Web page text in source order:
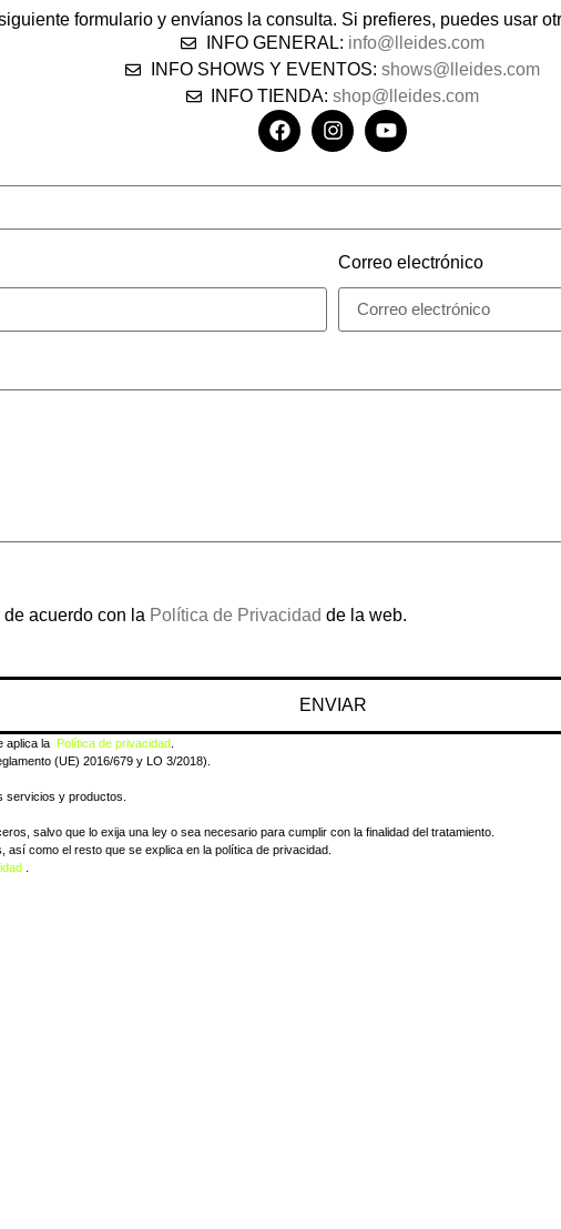
formulario y envíanos la consulta. Si prefieres, puedes usar
INFO GENERAL: info@lleides.com
INFO SHOWS Y EVENTOS: shows@lleides.com
INFO TIENDA:shop@lleides.com
Correo electrónico
acuerdo con la Política de Privacidad de la web.
ENVIAR
aplica la Política de privacidad
(UE) 2016/679 y LO 3/2018).
servicios y productos.
salvo que lo exija una ley o sea necesario para cumplir con la finalidad del tratamiento.
como el resto que se explica en la política de privacidad.